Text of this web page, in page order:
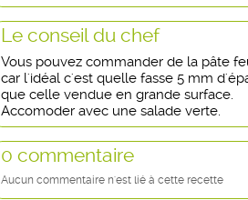
Le conseil du chef
Vous pouvez commander de la pâte
car l'idéal c'est quelle fasse 5 mm
que celle vendue en grande surface.
Accomoder avec une salade verte.
0 commentaire
Aucun commentaire n'est lié à cette recette